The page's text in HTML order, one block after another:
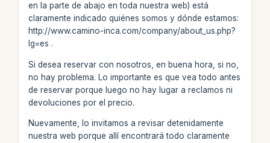
en la parte de abajo en toda nuestra web) está
claramente indicado quiénes somos y dónde estamos:
http://www.camino-inca.com/company/about_us.php?
lg=es .
Si desea reservar con nosotros, en buena hora, si no,
no hay problema. Lo importante es que vea todo antes
de reservar porque luego no hay lugar a reclamos ni
devoluciones por el precio.
Nuevamente, lo invitamos a revisar detenidamente
nuestra web porque allí encontrará todo claramente